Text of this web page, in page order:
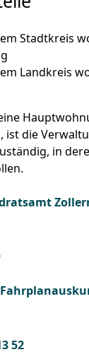
Stadtkreis
Landkreis
die
in
52